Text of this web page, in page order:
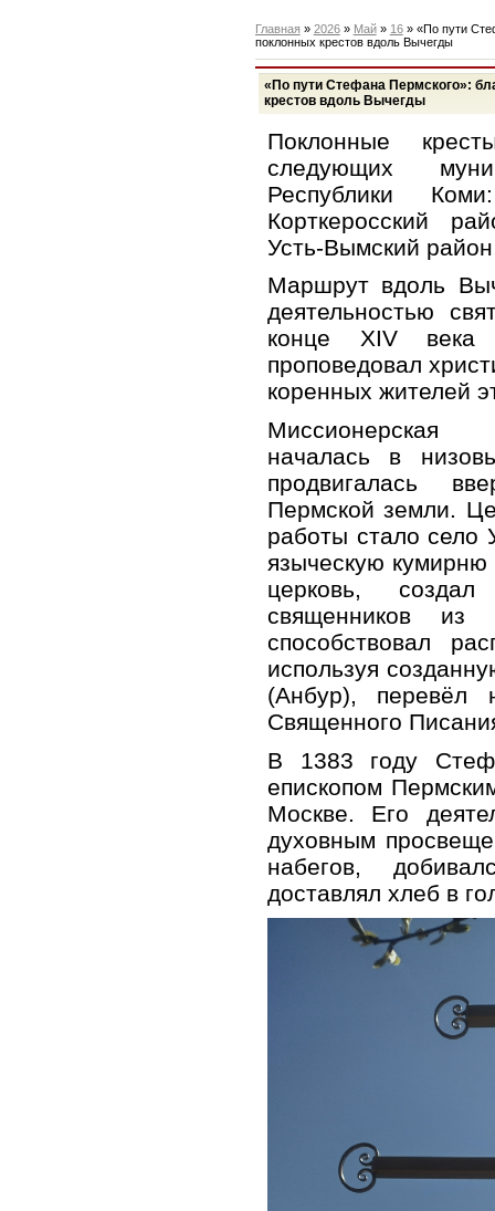
Главная » 2026 » Май » 16» «По пути
поклонных крестов вдоль Вычегды
«По пути Стефана Пермского»:
крестов вдоль Вычегды
Поклонные
следующих
Республики
Корткеросский
Усть‑Вымский
Маршрут вдоль
деятельностью
конце XIV
проповедовал
коренных жителей
Миссионерская
началась в
продвигалась
Пермской земли.
работы стало село
языческую
церковь,
священников из
способствовал
используя
(Анбур), перевёл
Священного
В 1383 году
епископом
Москве. Его
духовным
набегов,
доставлял хлеб в